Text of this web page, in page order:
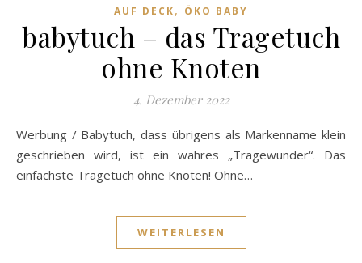
AUF DECK, ÖKO BABY
babytuch – das Tragetuch
ohne Knoten
4. Dezember 2022
Werbung / Babytuch, dass übrigens als Markenname klein
geschrieben wird, ist ein wahres „Tragewunder“. Das
einfachste Tragetuch ohne Knoten! Ohne…
WEITERLESEN